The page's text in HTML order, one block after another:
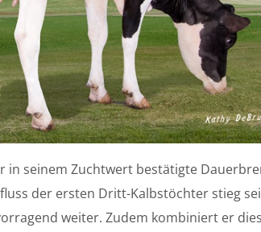
in seinem Zuchtwert bestätigte
der ersten Dritt-Kalbstöchter stieg
weiter. Zudem kombiniert er